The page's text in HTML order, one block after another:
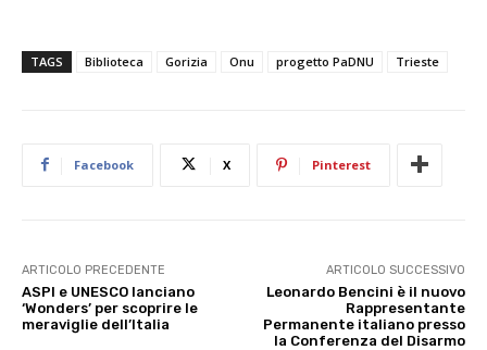
TAGS Biblioteca Gorizia Onu progetto PaDNU Trieste
Facebook X Pinterest
ARTICOLO PRECEDENTE
ASPI e UNESCO lanciano
‘Wonders’ per scoprire le
meraviglie dell’Italia
ARTICOLO SUCCESSIVO
Leonardo Bencini è il nuovo
Rappresentante
Permanente italiano presso
la Conferenza del Disarmo